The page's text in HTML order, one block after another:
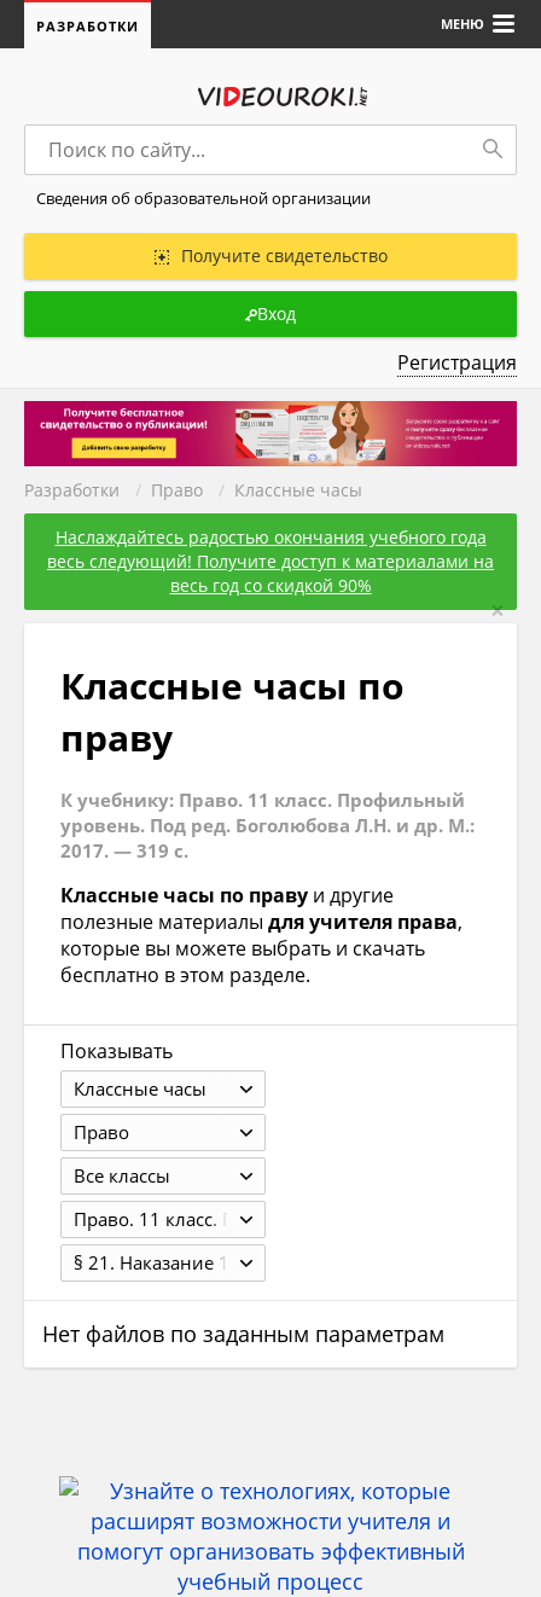
МЕНЮ
РАЗРАБОТКИ
Сведения об образовательной организации
Получите свидетельство
Вход
Регистрация
Разработки / Право / Классные часы
Наслаждайтесь радостью окончания учебного года
весь следующий! Получите доступ к материалами на
весь год со скидкой 90%
×
Классные часы по
праву
К учебнику: Право. 11 класс. Профильный
уровень. Под ред. Боголюбова Л.Н. и др. М.:
2017. — 319 с.
Классные часы по праву и другие
полезные материалы для учителя права,
которые вы можете выбрать и скачать
бесплатно в этом разделе.
Показывать
Классные часы
Право
Все классы
Право. 11 класс. Профильный уровень. Под ред. Боголюбова Л.Н. и др. М.: 2017. — 319 с.
§ 21. Наказание 190
Нет файлов по заданным параметрам